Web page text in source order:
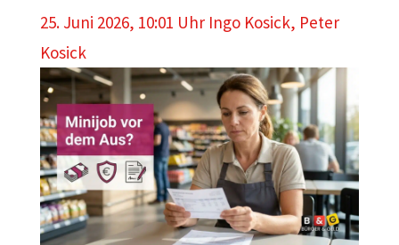
25. Juni 2026, 10:01 Uhr Ingo Kosick, Peter
Kosick